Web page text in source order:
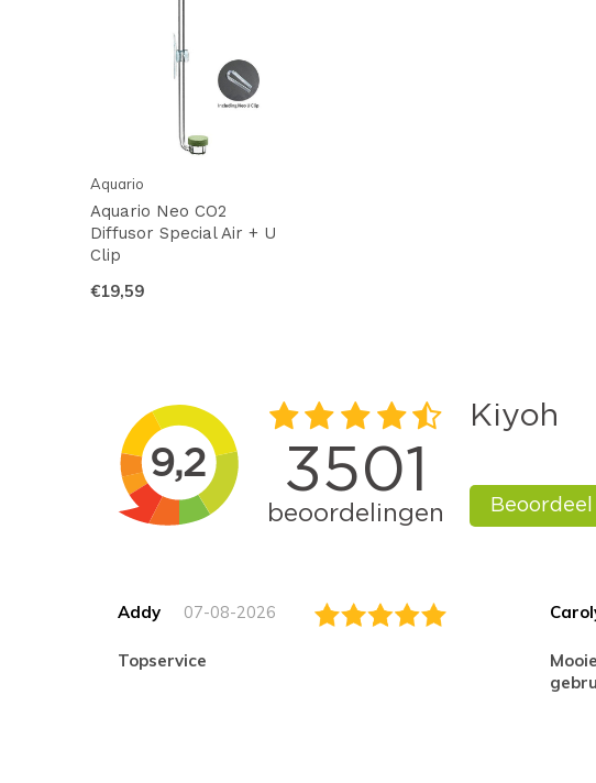
Aquario
Aquario Neo CO2
Diffusor Special Air + U
Clip
€19,59
Addy 07-08-2026
topservice
Mooie planten , alleen jammer geen